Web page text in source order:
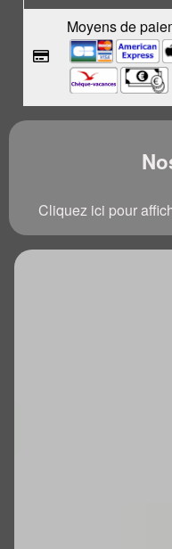
Moyens de
Cliquez ici pour